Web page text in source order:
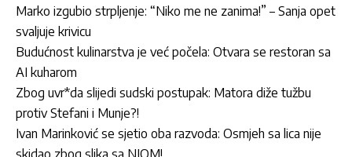
Marko izgubio strpljenje: “Niko me ne zanima!” – Sanja opet
svaljuje krivicu
Budućnost kulinarstva je već počela: Otvara se restoran sa
AI kuharom
Zbog uvr*da slijedi sudski postupak: Matora diže tužbu
protiv Stefani i Munje?!
Ivan Marinković se sjetio oba razvoda: Osmjeh sa lica nije